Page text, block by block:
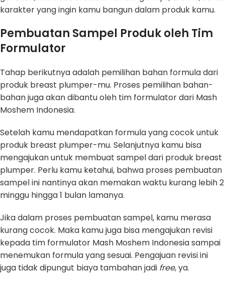
karakter yang ingin kamu bangun dalam produk kamu.
Pembuatan Sampel Produk oleh Tim
Formulator
Tahap berikutnya adalah pemilihan bahan formula dari
produk breast plumper-mu. Proses pemilihan bahan-
bahan juga akan dibantu oleh tim formulator dari Mash
Moshem Indonesia.
Setelah kamu mendapatkan formula yang cocok untuk
produk breast plumper-mu. Selanjutnya kamu bisa
mengajukan untuk membuat sampel dari produk breast
plumper. Perlu kamu ketahui, bahwa proses pembuatan
sampel ini nantinya akan memakan waktu kurang lebih 2
minggu hingga 1 bulan lamanya.
Jika dalam proses pembuatan sampel, kamu merasa
kurang cocok. Maka kamu juga bisa mengajukan revisi
kepada tim formulator Mash Moshem Indonesia sampai
menemukan formula yang sesuai. Pengajuan revisi ini
juga tidak dipungut biaya tambahan jadi free, ya.